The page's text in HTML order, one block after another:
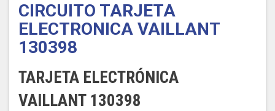
CIRCUITO TARJETA
ELECTRONICA VAILLANT
130398
TARJETA ELECTRÓNICA
VAILLANT 130398